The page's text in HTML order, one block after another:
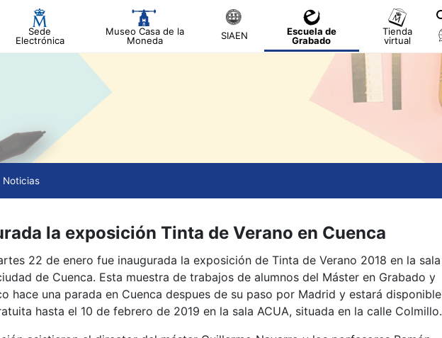
Sede
Electrónica
Museo Casa de la
Moneda
SIAEN
Escuela de
Grabado
Tienda
virtual
Noticias
la exposición Tinta de Verano en Cuenca
22 de enero fue inaugurada la exposición de Tinta de Verano 2018 en la sala
de Cuenca. Esta muestra de trabajos de alumnos del Máster en Grabado y
hace una parada en Cuenca despues de su paso por Madrid y estará disponible
hasta el 10 de febrero de 2019 en la sala ACUA, situada en la calle Colmillo.